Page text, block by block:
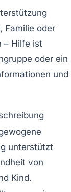
Familie oder
– Hilfe ist
oder ein
und
unterstützt
von
Kind.